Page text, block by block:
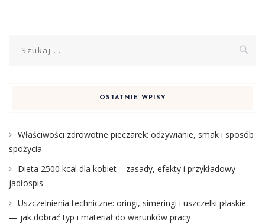
OSTATNIE WPISY
Właściwości zdrowotne pieczarek: odżywianie, smak i sposób
spożycia
Dieta 2500 kcal dla kobiet – zasady, efekty i przykładowy
jadłospis
Uszczelnienia techniczne: oringi, simeringi i uszczelki płaskie
— jak dobrać typ i materiał do warunków pracy